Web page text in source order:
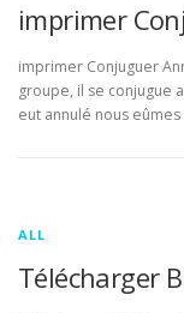
imprimer
imprimer Conjuguer
groupe, il se conjugue
eut annulé nous
ALL
Télécharger